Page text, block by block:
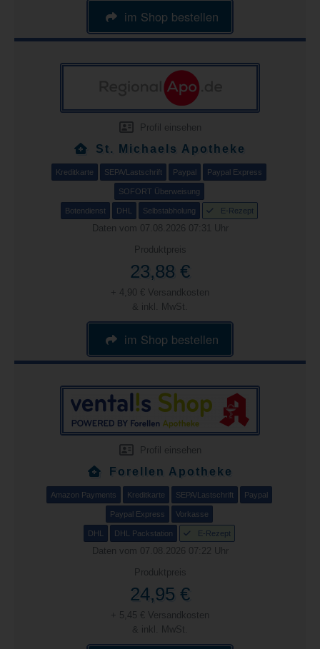
im Shop bestellen
Profil einsehen
St. Michaels Apotheke
Kreditkarte SEPA/Lastschrift Paypal Paypal Express
SOFORT Überweisung
Botendienst DHL Selbstabholung E-Rezept
Daten vom 07.08.2026 07:31 Uhr
Produktpreis
23,88 €
+ 4,90 € Versandkosten
& inkl. MwSt.
im Shop bestellen
Profil einsehen
Forellen Apotheke
Amazon Payments Kreditkarte SEPA/Lastschrift Paypal
Paypal Express Vorkasse
DHL DHL Packstation E-Rezept
Daten vom 07.08.2026 07:22 Uhr
Produktpreis
24,95 €
+ 5,45 € Versandkosten
& inkl. MwSt.